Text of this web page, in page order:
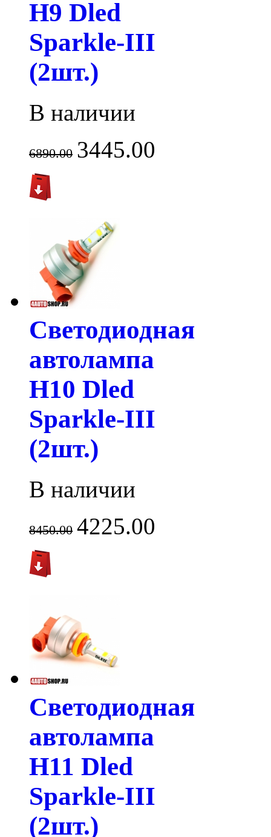
H9 Dled
Sparkle-III
(2шт.)
В наличии
6890.00 3445.00
Светодиодная
автолампа
H10 Dled
Sparkle-III
(2шт.)
В наличии
8450.00 4225.00
Светодиодная
автолампа
H11 Dled
Sparkle-III
(2шт.)